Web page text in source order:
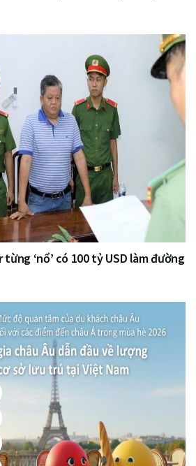
‘nổ’ có 100 tỷ USD làm đường